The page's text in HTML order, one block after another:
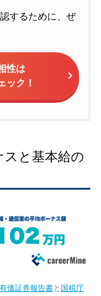
するために、ぜ
性は
ック！
スと基本給の
有価証券報告書と 国税庁